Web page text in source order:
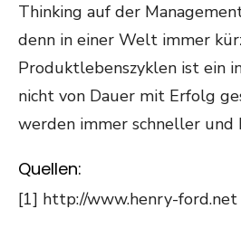
Thinking auf der
denn in einer Welt immer
Produktlebenszyklen ist ein
nicht von Dauer mit Erfolg
werden immer schneller und
Quellen:
[1] http://www.henry-ford.net